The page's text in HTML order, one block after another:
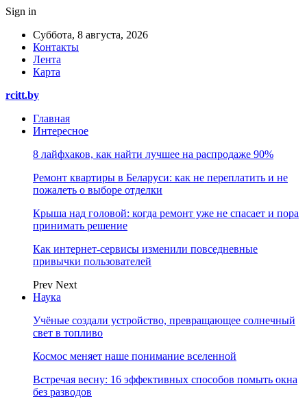
Sign in
Суббота, 8 августа, 2026
Контакты
Лента
Карта
rcitt.by
Главная
Интересное
8 лайфхаков, как найти лучшее на распродаже 90%
Ремонт квартиры в Беларуси: как не переплатить и не
пожалеть о выборе отделки
Крыша над головой: когда ремонт уже не спасает и пора
принимать решение
Как интернет-сервисы изменили повседневные
привычки пользователей
Prev Next
Наука
Учёные создали устройство, превращающее солнечный
свет в топливо
Космос меняет наше понимание вселенной
Встречая весну: 16 эффективных способов помыть окна
без разводов